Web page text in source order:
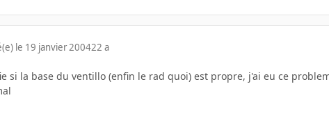
le 19 janvier 200422 a
si la base du ventillo (enfin le rad quoi) est propre, j'ai eu ce